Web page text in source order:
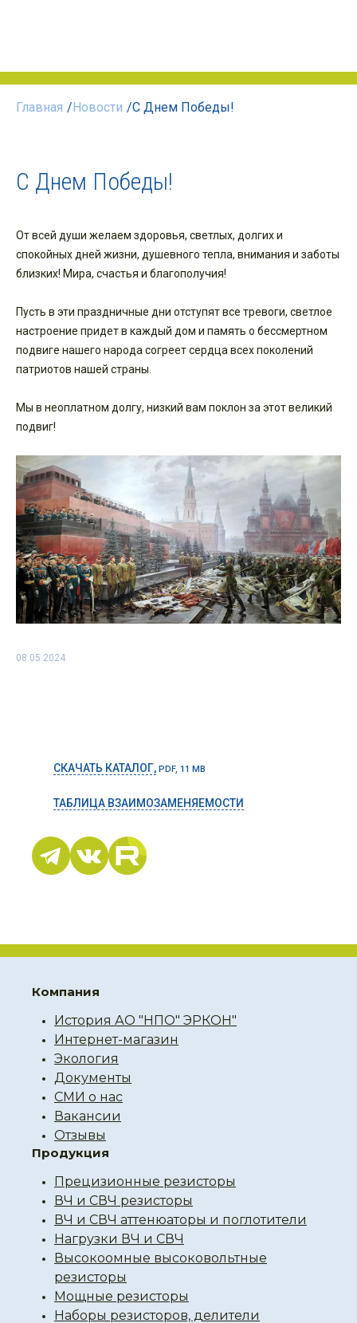
Главная /Новости /С Днем Победы!
С Днем Победы!
От всей души желаем здоровья, светлых, долгих и
спокойных дней жизни, душевного тепла, внимания и заботы
близких! Мира, счастья и благополучия!
Пусть в эти праздничные дни отступят все тревоги, светлое
настроение придет в каждый дом и память о бессмертном
подвиге нашего народа согреет сердца всех поколений
патриотов нашей страны.
Мы в неоплатном долгу, низкий вам поклон за этот великий
подвиг!
08.05.2024
СКАЧАТЬ КАТАЛОГ, PDF, 11 MB
ТАБЛИЦА ВЗАИМОЗАМЕНЯЕМОСТИ
Компания
История АО "НПО" ЭРКОН"
Интернет-магазин
Экология
Документы
СМИ о нас
Вакансии
Отзывы
Продукция
Прецизионные резисторы
ВЧ и СВЧ резисторы
ВЧ и СВЧ аттенюаторы и поглотители
Нагрузки ВЧ и СВЧ
Высокоомные высоковольтные
резисторы
Мощные резисторы
Наборы резисторов, делители